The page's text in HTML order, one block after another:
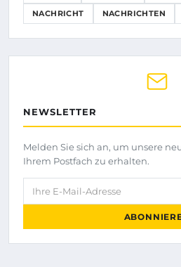
NACHRICHT NACHRICHTEN
NEWSLETTER
Melden Sie sich an, um unsere
Ihrem Postfach zu erhalten.
Ihre E-Mail-Adresse